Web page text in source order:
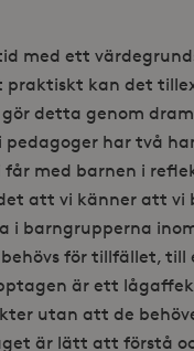
med ett
praktiskt kan det
detta genom
pedagoger har två
får med barnen i
att vi känner att vi
i barngrupperna
för tillfället, till
är ett
utan att de
är lätt att förstå